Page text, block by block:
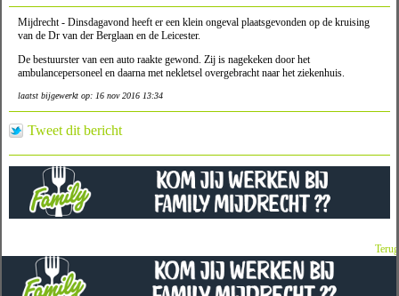
Mijdrecht - Dinsdagavond heeft er een klein ongeval plaatsgevonden op de kruising
van de Dr van der Berglaan en de Leicester.
De bestuurster van een auto raakte gewond. Zij is nagekeken door het
ambulancepersoneel en daarna met nekletsel overgebracht naar het ziekenhuis.
laatst bijgewerkt op: 16 nov 2016 13:34
Tweet dit bericht
Terug